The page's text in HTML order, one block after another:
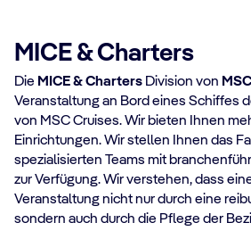
MICE & Charters
Die MICE & Charters Division von
Veranstaltung an Bord eines Schiffes
von MSC Cruises. Wir bieten Ihnen
Einrichtungen. Wir stellen Ihnen das
spezialisierten Teams mit
zur Verfügung. Wir verstehen, dass
Veranstaltung nicht nur durch eine
sondern auch durch die Pflege der